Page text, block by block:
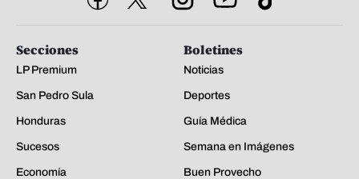
Secciones
LP Premium
San Pedro Sula
Honduras
Sucesos
Economía
Boletines
Noticias
Deportes
Guía Médica
Semana en Imágenes
Buen Provecho